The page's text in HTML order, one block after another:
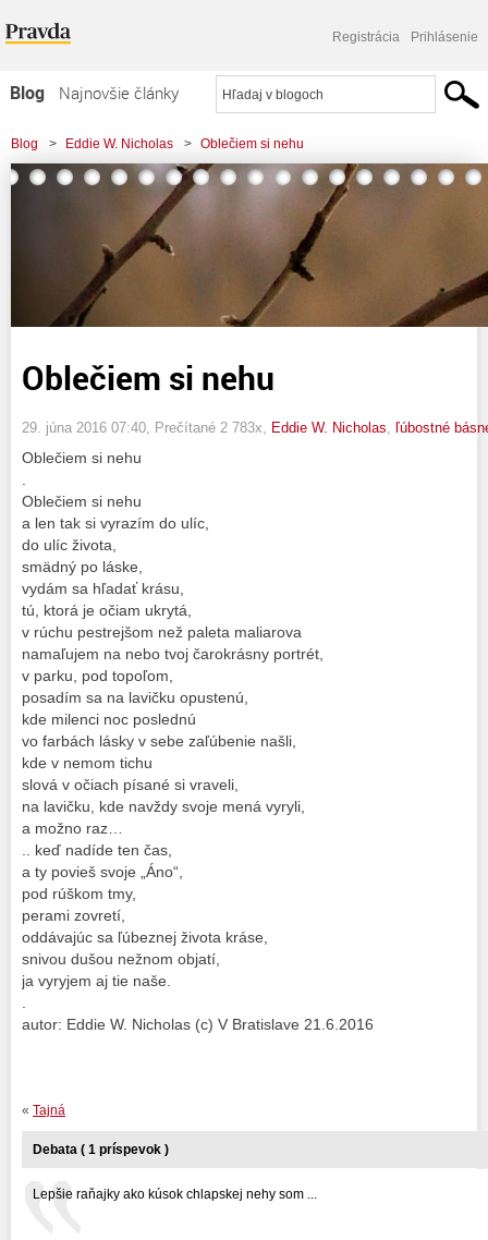
Registrácia Prihlásenie
Blog
Najnovšie články
Najčítanejšie články
Najkomentovanejšie články
Komerčné blogy
Blog > Eddie W. Nicholas > Oblečiem si nehu
Oblečiem si nehu
29. júna 2016 07:40 , Prečítané 2 783x, Eddie W. Nicholas ľúbostné
Oblečiem si nehu
Oblečiem si nehu
a len tak si vyrazím do ulíc,
do ulíc života,
smädný po láske,
vydám sa hľadať krásu,
tú, ktorá je očiam ukrytá,
v rúchu pestrejšom než paleta maliarova
namaľujem na nebo tvoj čarokrásny portrét,
v parku, pod topoľom,
posadím sa na lavičku opustenú,
kde milenci noc poslednú
vo farbách lásky v sebe zaľúbenie našli,
kde v nemom tichu
slová v očiach písané si vraveli,
na lavičku, kde navždy svoje mená vyryli,
a možno raz…
.. keď nadíde ten čas,
a ty povieš svoje „Áno“,
pod rúškom tmy,
perami zovretí,
oddávajúc sa ľúbeznej života kráse,
snivou dušou nežnom objatí,
ja vyryjem aj tie naše.
autor: Eddie W. Nicholas (c) V Bratislave 21.6.2016
« Tajná
Debata ( 1 príspevok )
Lepšie raňajky ako kúsok chlapskej nehy som ...